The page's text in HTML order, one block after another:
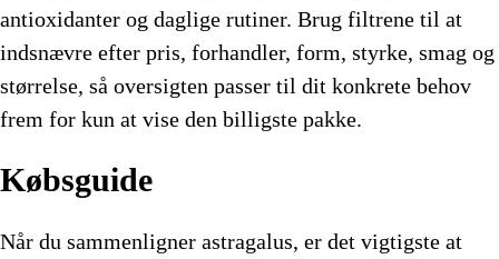
antioxidanter og daglige rutiner. Brug filtrene til at
indsnævre efter pris, forhandler, form, styrke, smag og
størrelse, så oversigten passer til dit konkrete behov
frem for kun at vise den billigste pakke.
Købsguide
Når du sammenligner astragalus, er det vigtigste at